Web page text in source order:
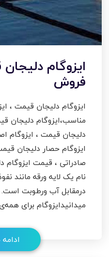
ایزوگام
فروش
ایزوگام دلیجان قیمت ،
دلیجان قیمت ، ایزوگام
ایزوگام حصار دلیجان
نام یک لایه ورقه مانند
درمقابل آب ورطوبت است.
میدانیدایزوگام برای